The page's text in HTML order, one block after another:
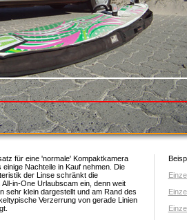
für eine 'normale' Kompaktkamera
Nachteile in Kauf nehmen. Die
der Linse schränkt die
in-One Urlaubscam ein, denn weit
sehr klein dargestellt und am Rand des
Verzerrung von gerade Linien